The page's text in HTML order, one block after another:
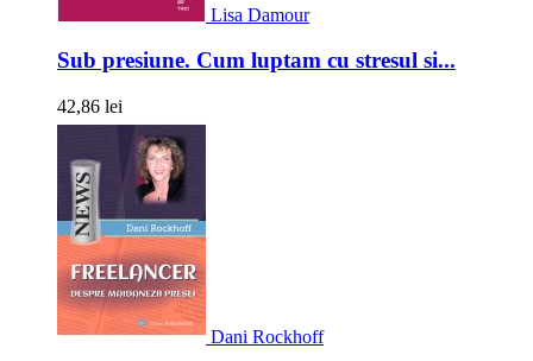
Lisa Damour
Sub presiune. Cum luptam cu stresul si...
42,86 lei
Dani Rockhoff